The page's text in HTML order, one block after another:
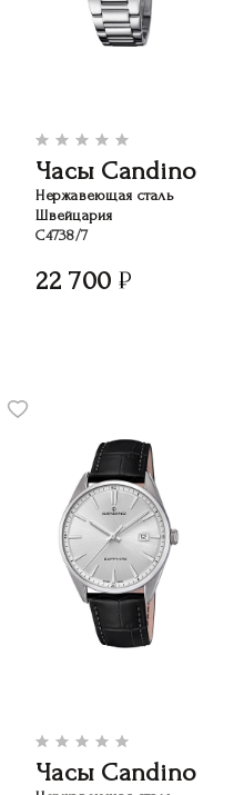
Часы Candino
Нержавеющая сталь
Швейцария
C4738/7
22 700
Часы Candino